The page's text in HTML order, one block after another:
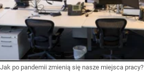
Jak po pandemii zmienią się nasze miejsca pracy?